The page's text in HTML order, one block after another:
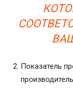
Показатель